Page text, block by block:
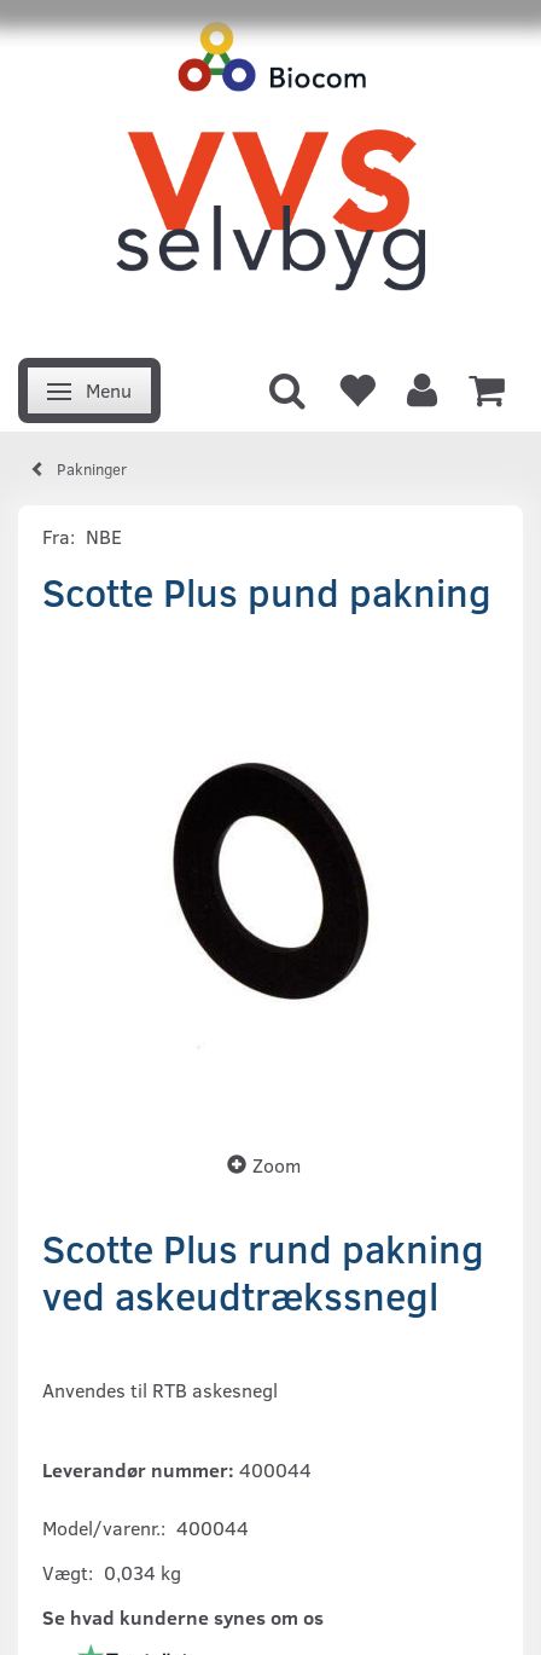
Skifte navigation
Menu
Pakninger
Fra: NBE
Scotte Plus pund pakning
Zoom
Scotte Plus rund pakning
ved askeudtrækssnegl
Anvendes til RTB askesnegl
Leverandør nummer: 400044
Model/varenr.: 400044
Vægt: 0,034 kg
Se hvad kunderne synes om os